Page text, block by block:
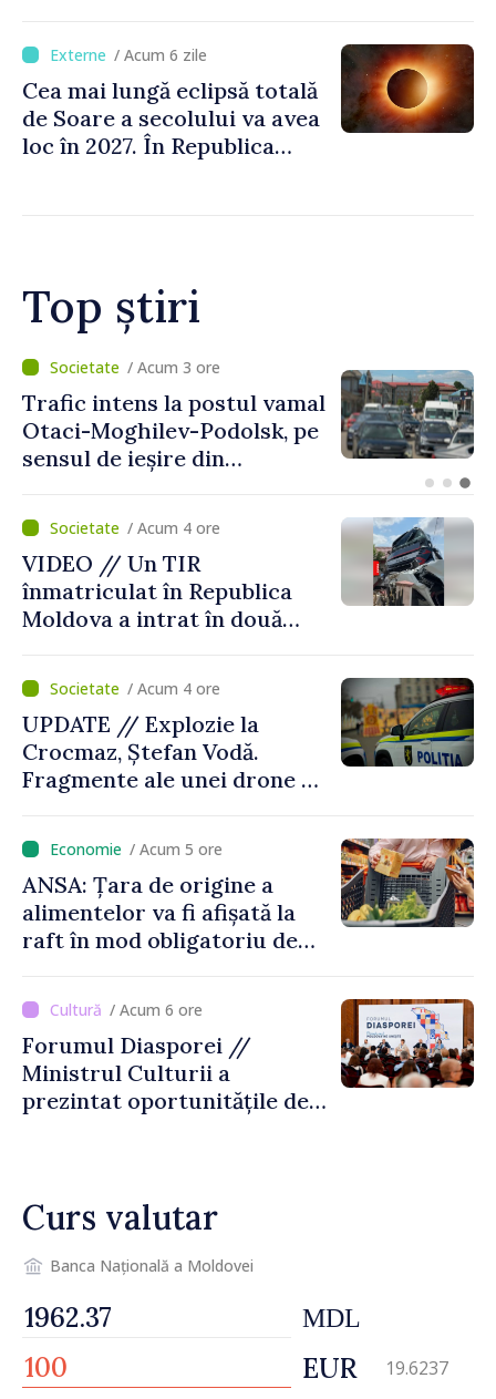
/ Acum 6 zile
Cea mai lungă eclipsă totală
de Soare a secolului va avea
loc în 2027. În Republica
Top știri
/ Acum 1 oră
Judocanul Vladimir Iacomi a
cucerit bronzul la Cupa
Europei de tineret de la
/ Acum 4 ore
VIDEO // Un TIR
înmatriculat în Republica
Moldova a intrat în două
România
/ Acum 4 ore
UPDATE // Explozie la
Crocmaz, Ștefan Vodă.
Fragmente ale unei drone de
locului
/ Acum 5 ore
ANSA: Țara de origine a
alimentelor va fi afișată la
raft în mod obligatoriu de
riscă amenzi de zeci de mii
de lei de lei/ Acum 6 ore
Forumul Diasporei //
Ministrul Culturii a
prezintat oportunitățile de
Curs valutar
Banca Națională a Moldovei
MDL
EUR 19.6237